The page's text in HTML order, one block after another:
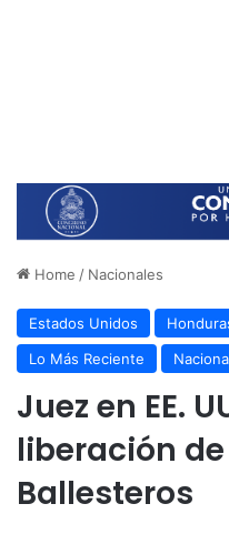
Home / Nacionales
Estados Unidos
Lo Más Reciente
Juez en EE.
liberación
Ballesteros